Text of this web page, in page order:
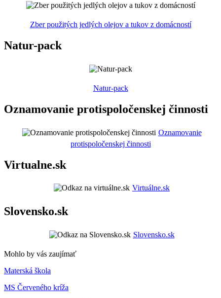
Zber použitých jedlých olejov a tukov z domácností
Natur-pack
Natur-pack
Oznamovanie protispoločenskej činnosti
Oznamovanie
protispoločenskej činnosti
Virtualne.sk
Virtuálne.sk
Slovensko.sk
Slovensko.sk
Mohlo by vás zaujímať
Materská škola
MS Červeného kríža